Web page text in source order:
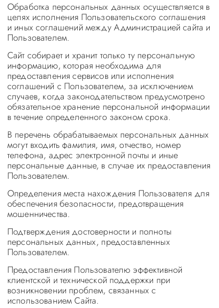
Обработка персональных данных осуществляется в
целях исполнения Пользовательского соглашения
и иных соглашений между Администрацией сайта и
Пользователем.
Сайт собирает и хранит только ту персональную
информацию, которая необходима для
предоставления сервисов или исполнения
соглашений с Пользователем, за исключением
случаев, когда законодательством предусмотрено
обязательное хранение персональной информации
в течение определенного законом срока.
В перечень обрабатываемых персональных данных
могут входить фамилия, имя, отчество, номер
телефона, адрес электронной почты и иные
персональные данные, в случае их предоставления
Пользователем.
Определения места нахождения Пользователя для
обеспечения безопасности, предотвращения
мошенничества.
Подтверждения достоверности и полноты
персональных данных, предоставленных
Пользователем.
Предоставления Пользователю эффективной
клиентской и технической поддержки при
возникновении проблем, связанных с
использованием Сайта.